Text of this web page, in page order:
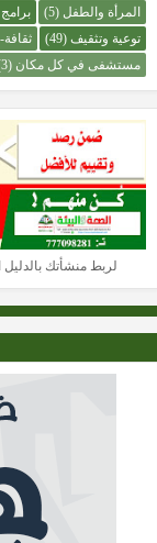
المرأة والطفل (5)
توعية وتثقيف (49)
مستشفى في كل مكان
لربط منشأتك